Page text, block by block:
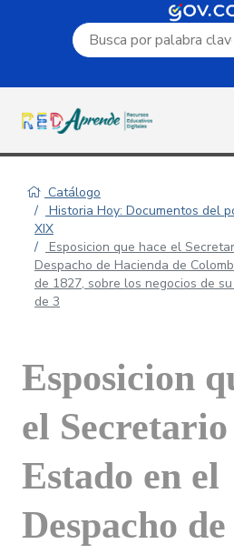
Campo de búsqueda
Catálogo
Historia Hoy: Documentos del
XIX
Esposicion que hace el
Despacho de Hacienda de
de 1827, sobre los negocios de
de 3
Esposicion
el Secretario
Estado en el
Despacho de